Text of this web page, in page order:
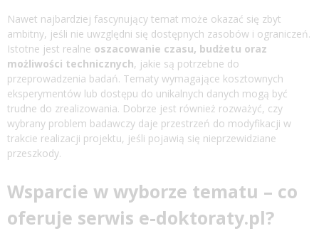
Nawet najbardziej fascynujący temat może okazać się zbyt
ambitny, jeśli nie uwzględni się dostępnych zasobów i ograniczeń.
Istotne jest realne oszacowanie czasu, budżetu oraz
możliwości technicznych, jakie są potrzebne do
przeprowadzenia badań. Tematy wymagające kosztownych
eksperymentów lub dostępu do unikalnych danych mogą być
trudne do zrealizowania. Dobrze jest również rozważyć, czy
wybrany problem badawczy daje przestrzeń do modyfikacji w
trakcie realizacji projektu, jeśli pojawią się nieprzewidziane
przeszkody.
Wsparcie w wyborze tematu – co
oferuje serwis e-doktoraty.pl?